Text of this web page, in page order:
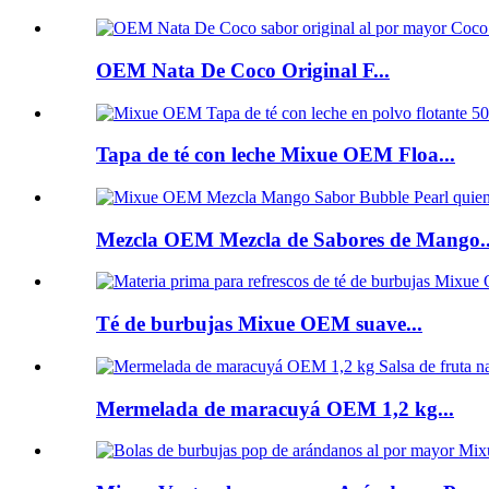
OEM Nata De Coco Original F...
Tapa de té con leche Mixue OEM Floa...
Mezcla OEM Mezcla de Sabores de
Té de burbujas Mixue OEM suave...
Mermelada de maracuyá OEM 1,2 kg...